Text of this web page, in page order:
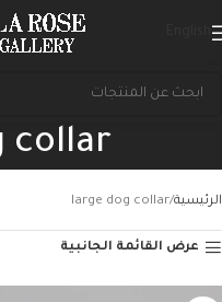
collar
الرئيسية large dog collar
عرض القائمة الجانبية